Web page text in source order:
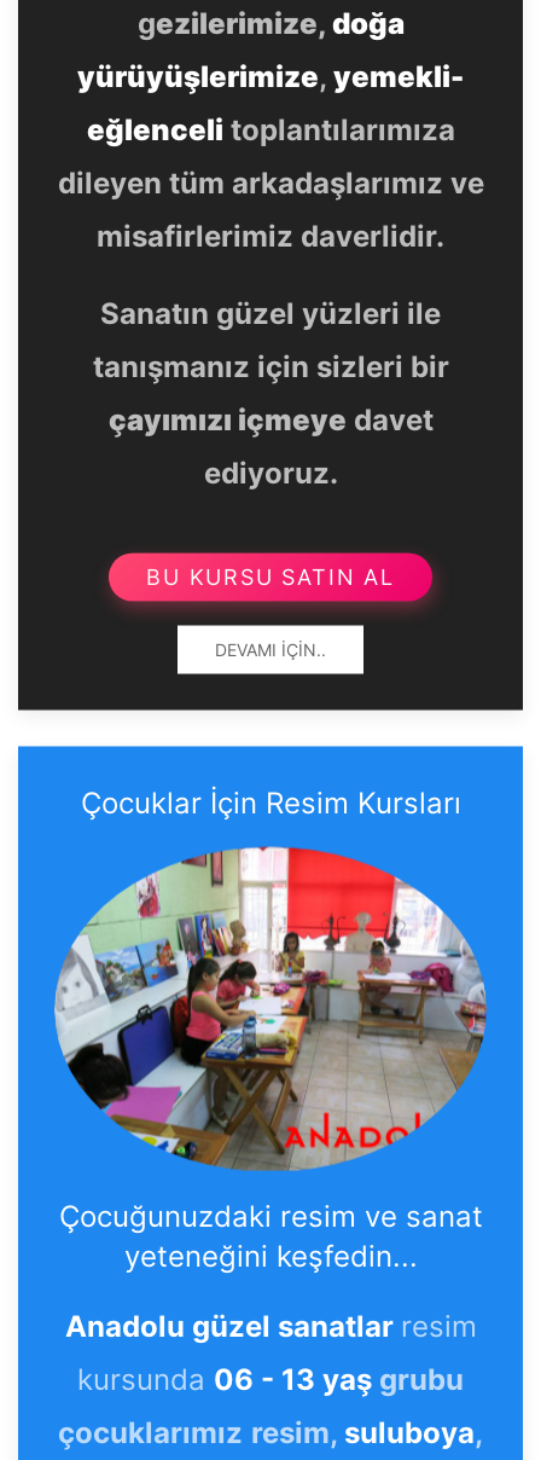
gezilerimize, doğa
yürüyüşlerimize, yemekli-
eğlenceli toplantılarımıza
dileyen tüm arkadaşlarımız ve
misafirlerimiz daverlidir.
Sanatın güzel yüzleri ile
tanışmanız için sizleri bir
çayımızı içmeye davet
ediyoruz.
BU KURSU SATIN AL
DEVAMI İÇIN..
Çocuklar İçin Resim Kursları
Çocuğunuzdaki resim ve sanat
yeteneğini keşfedin...
Anadolu güzel sanatlar resim
kursunda 06 - 13 yaş grubu
çocuklarımız resim, suluboya,